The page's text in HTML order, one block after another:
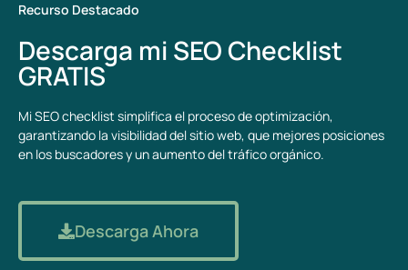
Recurso Destacado
Descarga mi SEO Checklist
GRATIS
Mi SEO checklist simplifica el proceso de optimización,
garantizando la visibilidad del sitio web, que mejores posiciones
en los buscadores y un aumento del tráfico orgánico.
Descarga Ahora